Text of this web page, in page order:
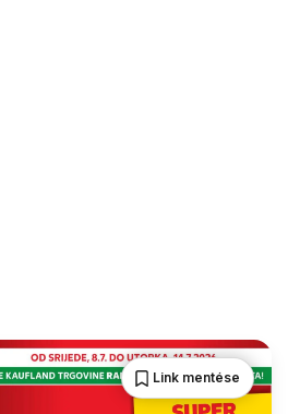
Link mentése